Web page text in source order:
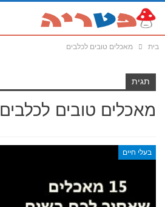
בית מאכלים טובים לכלבים
תגית
מאכלים טובים לכלבים
בעלי חיים